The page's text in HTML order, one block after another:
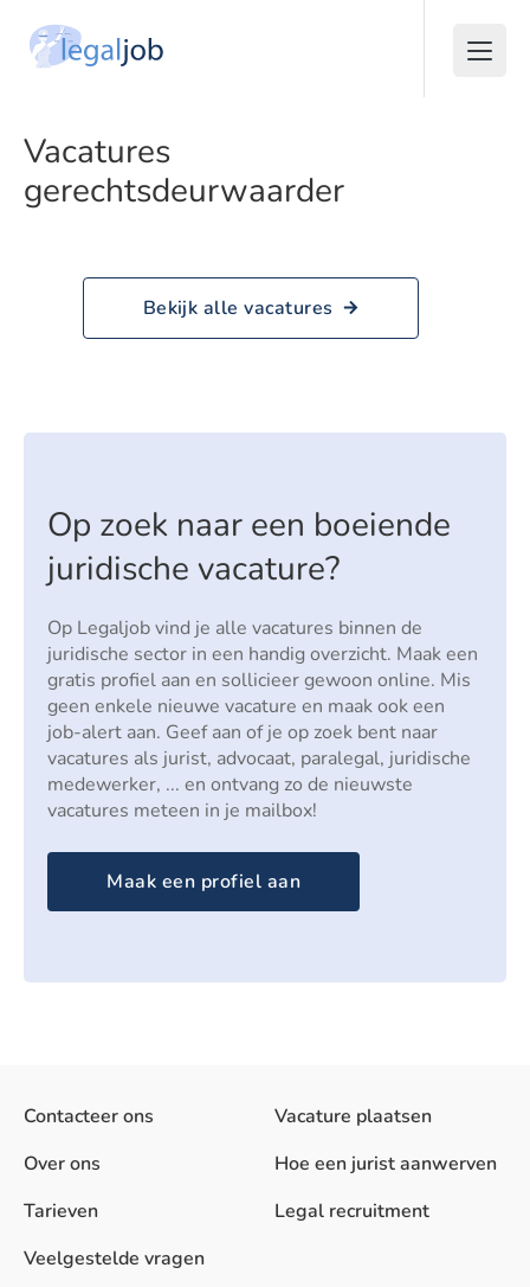
Vacatures
gerechtsdeurwaarder
Bekijk alle vacatures
Op zoek naar een boeiende
juridische vacature?
Op Legaljob vind je alle vacatures binnen de
juridische sector in een handig overzicht. Maak een
gratis profiel aan en sollicieer gewoon online. Mis
geen enkele nieuwe vacature en maak ook een
job-alert aan. Geef aan of je op zoek bent naar
vacatures als jurist, advocaat, paralegal, juridische
medewerker, ... en ontvang zo de nieuwste
vacatures meteen in je mailbox!
Maak een profiel aan
Contacteer ons
Over ons
Tarieven
Veelgestelde vragen
Vacature plaatsen
Hoe een jurist aanwerven
Legal recruitment